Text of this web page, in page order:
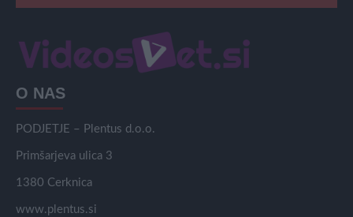
O NAS
PODJETJE – Plentus d.o.o.
Primšarjeva ulica 3
1380 Cerknica
www.plentus.si